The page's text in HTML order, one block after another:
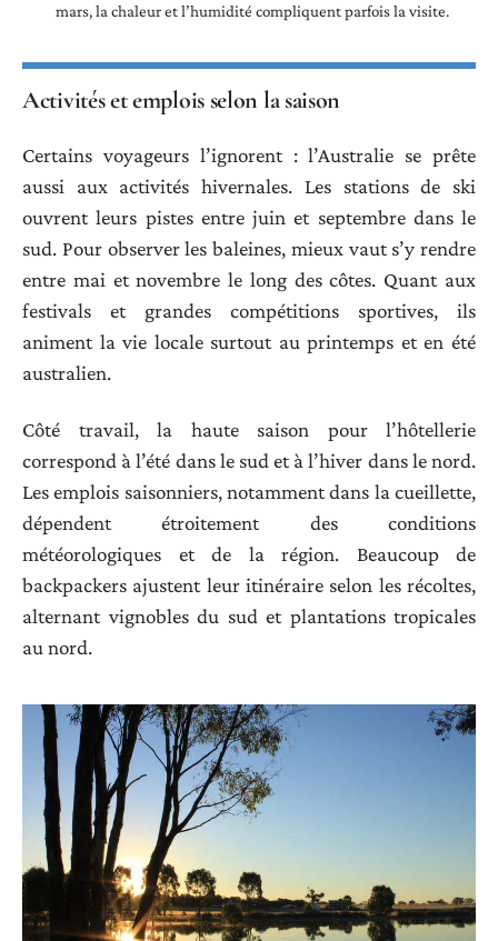
mars, la chaleur et l’humidité compliquent parfois la visite.
Activités et emplois selon la saison
Certains voyageurs l’ignorent : l’Australie se prête
aussi aux activités hivernales. Les stations de ski
ouvrent leurs pistes entre juin et septembre dans le
sud. Pour observer les baleines, mieux vaut s’y rendre
entre mai et novembre le long des côtes. Quant aux
festivals et grandes compétitions sportives, ils
animent la vie locale surtout au printemps et en été
australien.
Côté travail, la haute saison pour l’hôtellerie
correspond à l’été dans le sud et à l’hiver dans le nord.
Les emplois saisonniers, notamment dans la cueillette,
dépendent étroitement des conditions
météorologiques et de la région. Beaucoup de
backpackers ajustent leur itinéraire selon les récoltes,
alternant vignobles du sud et plantations tropicales
au nord.